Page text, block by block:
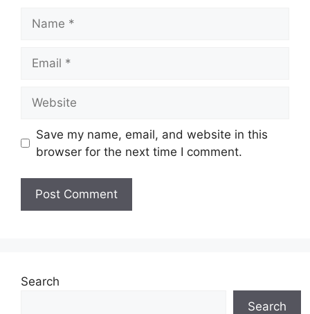
Save my name, email, and website in this
browser for the next time I comment.
Search
Search